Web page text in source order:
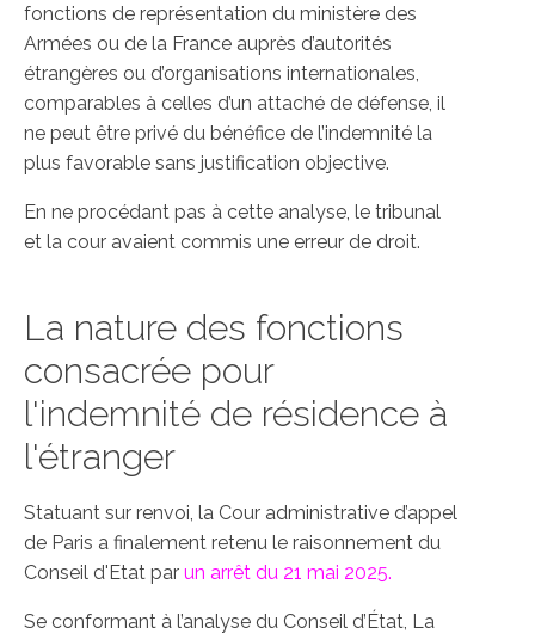
fonctions de représentation du ministère des
Armées ou de la France auprès d’autorités
étrangères ou d’organisations internationales,
comparables à celles d’un attaché de défense, il
ne peut être privé du bénéfice de l’indemnité la
plus favorable sans justification objective.
En ne procédant pas à cette analyse, le tribunal
et la cour avaient commis une erreur de droit.
La nature des fonctions
consacrée pour
l'indemnité de résidence à
l'étranger
Statuant sur renvoi, la Cour administrative d’appel
de Paris a finalement retenu le raisonnement du
Conseil d'Etat par un arrêt du 21 mai 2025.
Se conformant à l’analyse du Conseil d’État, La